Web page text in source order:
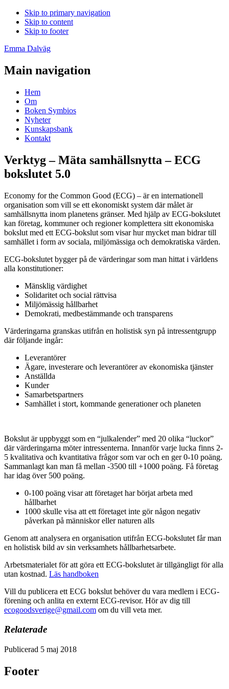
Skip to primary navigation
Skip to content
Skip to footer
Emma Dalväg
Main navigation
Hem
Om
Boken Symbios
Nyheter
Kunskapsbank
Kontakt
Verktyg – Mäta samhällsnytta – ECG
bokslutet 5.0
Economy for the Common Good (ECG) – är en internationell
organisation som vill se ett ekonomiskt system där målet är
samhällsnytta inom planetens gränser. Med hjälp av ECG-bokslutet
kan företag, kommuner och regioner komplettera sitt ekonomiska
bokslut med ett ECG-bokslut som visar hur mycket man bidrar till
samhället i form av sociala, miljömässiga och demokratiska värden.
ECG-bokslutet bygger på de värderingar som man hittat i världens
alla konstitutioner:
Mänsklig värdighet
Solidaritet och social rättvisa
Miljömässig hållbarhet
Demokrati, medbestämmande och transparens
Värderingarna granskas utifrån en holistisk syn på intressentgrupp
där följande ingår:
Leverantörer
Ägare, investerare och leverantörer av ekonomiska tjänster
Anställda
Kunder
Samarbetspartners
Samhället i stort, kommande generationer och planeten
Bokslut är uppbyggt som en “julkalender” med 20 olika “luckor”
där värderingarna möter intressenterna. Innanför varje lucka finns 2-
5 kvalitativa och kvantitativa frågor som var och en ger 0-10 poäng.
Sammanlagt kan man få mellan -3500 till +1000 poäng. Få företag
har idag över 500 poäng.
0‐100 poäng visar att företaget har börjat arbeta med
hållbarhet
1000 skulle visa att ett företaget inte gör någon negativ
påverkan på människor eller naturen alls
Genom att analysera en organisation utifrån ECG-bokslutet får man
en holistisk bild av sin verksamhets hållbarhetsarbete.
Arbetsmaterialet för att göra ett ECG-bokslutet är tillgängligt för alla
utan kostnad. Läs handboken
Vill du publicera ett ECG bokslut behöver du vara medlem i ECG-
förening och anlita en externt ECG-revisor. Hör av dig till
ecogoodsverige@gmail.com om du vill veta mer.
Relaterade
Publicerad 5 maj 2018
Footer